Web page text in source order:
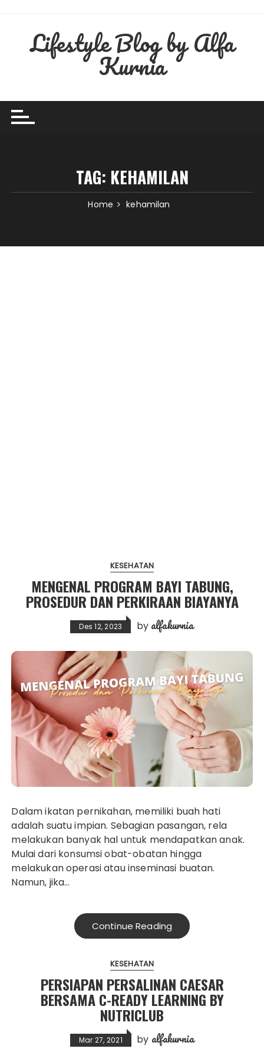
contentLifestyle Blog by Alfa
Kurnia
TAG: KEHAMILAN
Home kehamilan
KESEHATAN
MENGENAL PROGRAM BAYI TABUNG,
PROSEDUR DAN PERKIRAAN BIAYANYA
Des 12, 2023 by alfakurnia
Dalam ikatan pernikahan, memiliki buah hati
adalah suatu impian. Sebagian pasangan, rela
melakukan banyak hal untuk mendapatkan anak.
Mulai dari konsumsi obat-obatan hingga
melakukan operasi atau inseminasi buatan.
Namun, jika…
Continue Reading
KESEHATAN
PERSIAPAN PERSALINAN CAESAR
BERSAMA C-READY LEARNING BY
NUTRICLUB
Mar 27, 2021 by alfakurnia